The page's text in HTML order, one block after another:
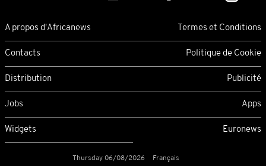
A propos d'Africanews Termes et Conditions
Contacts Politique de Cookie
Distribution Publicité
Jobs Apps
Widgets Euronews
Thursday 06/08/2026